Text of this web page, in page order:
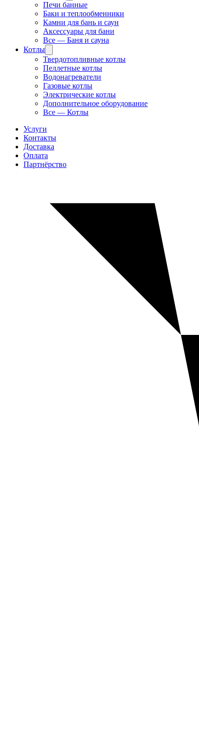
Печи банные
Баки и теплообменники
Камни для бань и саун
Аксессуары для бани
Все — Баня и сауна
Котлы
Твердотопливные котлы
Пеллетные котлы
Водонагреватели
Газовые котлы
Электрические котлы
Дополнительное оборудование
Все — Котлы
Услуги
Контакты
Доставка
Оплата
Партнёрство